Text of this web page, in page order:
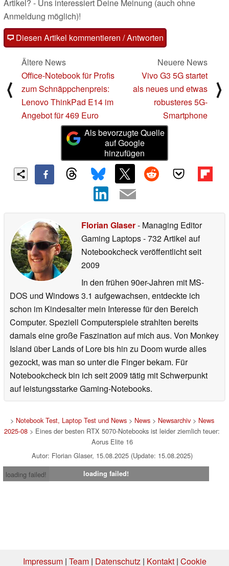
Artikel? - Uns interessiert Deine Meinung (auch ohne
Anmeldung möglich)!
Diesen Artikel kommentieren / Antworten
⟨
Ältere News
Office-Notebook für Profis
zum Schnäppchenpreis:
Lenovo ThinkPad E14 im
Angebot für 469 Euro
Neuere News
Vivo G3 5G startet
als neues und etwas
robusteres 5G-
Smartphone
⟩
Als bevorzugte Quelle
auf Google
hinzufügen
Florian Glaser- Managing Editor
Gaming Laptops- 732 Artikel auf
Notebookcheck veröffentlichtseit
2009
In den frühen 90er-Jahren mit MS-
DOS und Windows 3.1 aufgewachsen, entdeckte ich
schon im Kindesalter mein Interesse für den Bereich
Computer. Speziell Computerspiele strahlten bereits
damals eine große Faszination auf mich aus. Von Monkey
Island über Lands of Lore bis hin zu Doom wurde alles
gezockt, was man so unter die Finger bekam. Für
Notebookcheck bin ich seit 2009 tätig mit Schwerpunkt
auf leistungsstarke Gaming-Notebooks.
> Notebook Test, Laptop Test und News> News> Newsarchiv> News
2025-08 > Eines der besten RTX 5070-Notebooks ist leider ziemlich teuer:
Aorus Elite 16
Autor: Florian Glaser, 15.08.2025 (Update: 15.08.2025)
loading failed!
loading failed!
Impressum| Team| Datenschutz| Kontakt| Cookie